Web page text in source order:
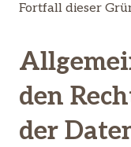
Fortfall dieser
den
der